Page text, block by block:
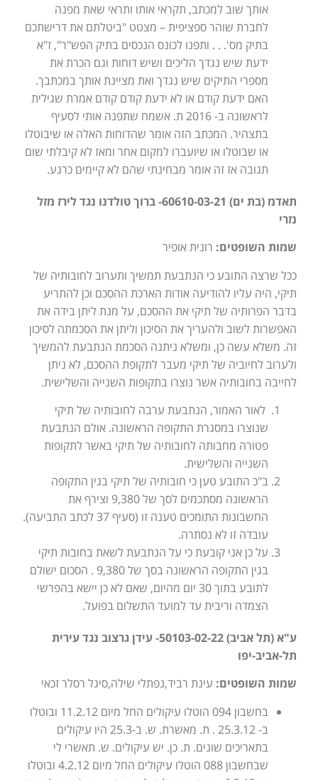
אותך שוב למכתב, תקראי אותו ותראי שאת מפנה
לחברת שוהר ספציפית – מצטט "ביטלתם את דרישתכם
בתיק מס'. . . ותפנו לכונס הנכסים בתיק הפש"ר", ז"א
ידעת שיש נגדך הליכים ושיש דוחות וגם הכרת את
מספרי התיקים שיש נגדך ואת מציינת אותך במכתבך.
האם ידעת קודם או לא ידעת קודם קודם אמרת שגילית
לראשונה ב- 2016 ת. אשמח שתפנה אותי לסעיף
בתצהיר. המכתב הזה אומר שהדוחות האלה או שיבוטלו
או שבוטלו או שיועברו למקום אחר ומאז לא קיבלתי שום
תגובה אז זה אומר מבחינתי שהם לא קיימים כרגע.
תאדמ (בת ים) 60610-03-21- ברוך טולדנו נגד לירז מזל
נזרי
שמות השופטים: רונית אופיר
ככל שרצה התובע כי הנתבעת תמשיך ותערוב לחובותיה של
תיקי, היה עליו להודיעה אודות הארכת ההסכם וכן להתריע
בדבר הפרותיה של תיקי את ההסכם, על מנת ליתן בידה את
האפשרות לשוב ולהעריך את הסיכון וליתן את הסכמתה לסיכון
זה. משלא עשה כן, ומשלא ניתנה הסכמת הנתבעת להמשיך
ולערוב לחיוביה של תיקי מעבר לתקופת ההסכם, לא ניתן
לחייבה בחובותיה אשר נוצרו בתקופות השנייה והשלישית.
לאור האמור, הנתבעת ערבה לחובותיה של תיקי
שנוצרו במסגרת התקופה הראשונה. אולם הנתבעת
פטורה מחבותה לחובותיה של תיקי באשר לתקופות
השנייה והשלישית.
ב"כ התובע טען כי חובותיה של תיקי בגין התקופה
הראשונה מסתכמים לסך של 9,380 וצירף את
החשבונות התומכים טענה זו (סעיף 37 לכתב התביעה).
עובדה זו לא נסתרה.
על כן אני קובעת כי על הנתבעת לשאת בחובות תיקי
בגין התקופה הראשונה בסך של 9,380 . הסכום ישולם
לתובע בתוך 30 יום מהיום, שאם לא כן יישא בהפרשי
הצמדה וריבית עד למועד התשלום בפועל.
ע"א (תל אביב) 50103-02-22- עידן גרצוב נגד עירית
תל-אביב-יפו
שמות השופטים: עינת רביד,נפתלי שילה,סיגל רסלר זכאי
בחשבון 094 הוטלו עיקולים החל מיום 11.2.12 ובוטלו
ב- 25.3.12 . ת. מאשרת. ש. ב-25.3 היו עיקולים
בתאריכים שונים. ת. כן. יש עיקולים. ש. תאשרי לי
שבחשבון 088 הוטלו עיקולים החל מיום 4.2.12 ובוטלו